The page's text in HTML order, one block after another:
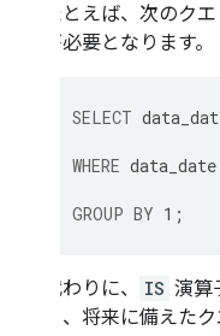
たとえば、次のク
が必要となります。
SELECT
WHERE data_date
GROUP BY 1 ;
代わりに、 IS 演算
る、将来に備えた